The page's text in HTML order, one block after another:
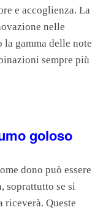
e accoglienza. La
nelle
gamma delle note
sempre più
goloso
dono può essere
soprattutto se si
riceverà. Queste